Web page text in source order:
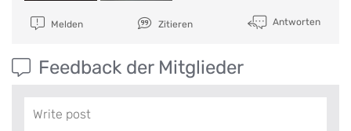
Melden Zitieren Antworten
Feedback der Mitglieder